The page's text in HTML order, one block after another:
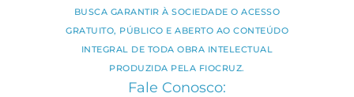
BUSCA GARANTIR À SOCIEDADE O ACESSO
GRATUITO, PÚBLICO E ABERTO AO CONTEÚDO
INTEGRAL DE TODA OBRA INTELECTUAL
PRODUZIDA PELA FIOCRUZ.
Fale Conosco: